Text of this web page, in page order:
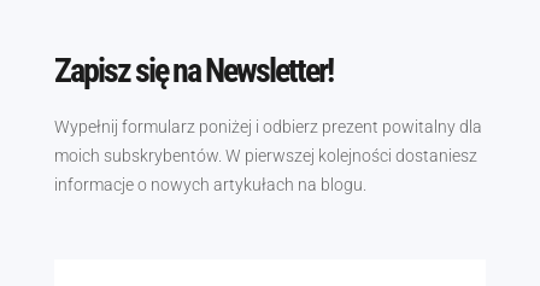
Zapisz się na Newsletter!
Wypełnij formularz poniżej i odbierz prezent powitalny dla
moich subskrybentów. W pierwszej kolejności dostaniesz
informacje o nowych artykułach na blogu.